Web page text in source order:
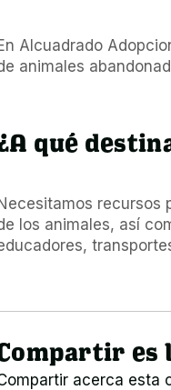
Alcuadrado
animales
qué
recursos
los animales, así
es
acerca esta